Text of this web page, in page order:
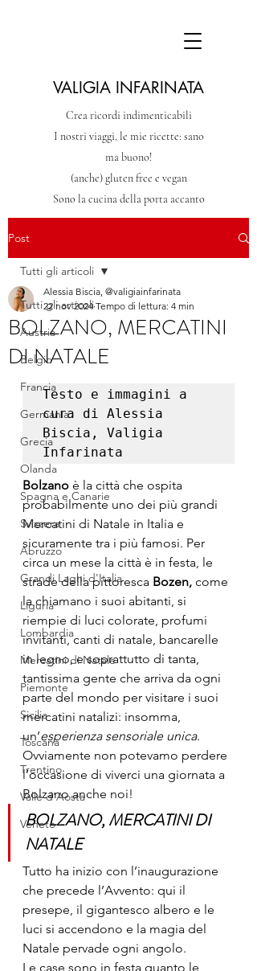
VALIGIA INFARINATA
Crea ricordi indimenticabili
I nostri viaggi, le mie ricette: sano
ma buono!
(anche) gluten free e vegan
Sono la cucina della porta accanto
Post
Tutti gli articoli
Austria
Belgio
Francia
Germania
Grecia
Olanda
Spagna e Canarie
Svizzera
Abruzzo
Grandi Laghi d'Italia
Liguria
Lombardia
Mercatini di Natale
Piemonte
Sicilia
Toscana
Trentino
Valle d'Aosta
Veneto
Tutti gli articoli
BOLZANO, MERCATINI
DI NATALE
Alessia Biscia, @valigiainfarinata
22 nov 2024 Tempo di lettura: 4 min
Testo e immagini a
cura di Alessia
Biscia, Valigia
Infarinata
Bolzano è la città che ospita
probabilmente uno dei più grandi
Mercatini di Natale in Italia e
sicuramente tra i più famosi. Per
circa un mese la città è in festa, le
strade della pittoresca Bozen, come
la chiamano i suoi abitanti, si
riempie di luci colorate, profumi
invitanti, canti di natale, bancarelle
in legno, e soprattutto di tanta,
tantissima gente che arriva da ogni
parte del mondo per visitare i suoi
mercatini natalizi: insomma,
un’esperienza sensoriale unica.
Ovviamente non potevamo perdere
l’occasione di viverci una giornata a
Bolzano anche noi!
BOLZANO, MERCATINI DI
NATALE
Tutto ha inizio con l’inaugurazione
che precede l’Avvento: qui il
presepe, il gigantesco albero e le
luci si accendono e la magia del
Natale pervade ogni angolo.
Le case sono in festa quanto le